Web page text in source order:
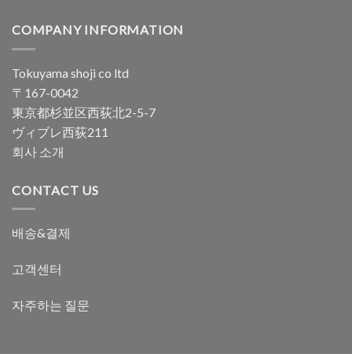
COMPANY INFORMATION
Tokuyama shoji co ltd
〒167-0042
東京都杉並区西荻北2-5-7
ヴィブレ西荻211
회사 소개
CONTACT US
배송&결제
고객센터
자주하는 질문